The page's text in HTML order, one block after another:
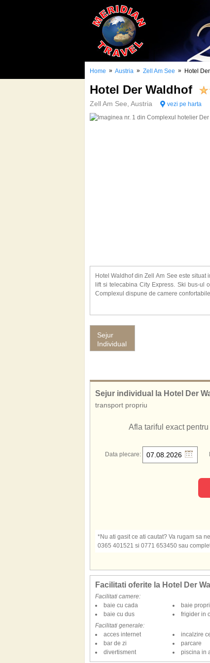
Home » Austria » Zell Am See » Hotel
Hotel Der Waldhof
Zell Am See, Austria vezi pe harta
Hotel Waldhof din Zell Am See este
lift si telecabina City Express. Ski bus-ul
Complexul dispune de camere
Adresa hotelului:
Der Waldhof Hotel Zell Am See
Hotel Der Waldhof Austria
Sejur
Individual
Sejur individual la Hotel Der
transport propriu
Afla tariful exact
Data plecare:
*Nu ati gasit ce ati cautat? Va rugam sa
0365 401521 si 0771 653450 sau
Facilitati oferite la Hotel Der
Facilitati camere:
baie cu cada
baie cu dus
baie
frigider in
Facilitati generale:
acces internet
bar de zi
divertisment
incalzire
parcare
piscina in